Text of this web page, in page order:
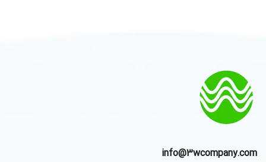
info@3wcompany.com